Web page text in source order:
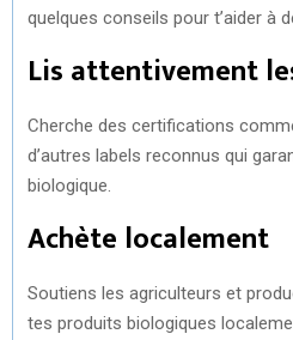
quelques conseils pour t’aider à
Lis attentivement
Cherche des certifications
d’autres labels reconnus qui
biologique.
Achète localement
Soutiens les agriculteurs et
tes produits biologiques